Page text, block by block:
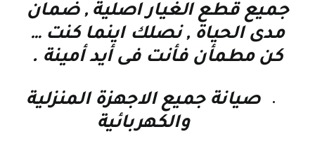
جميع قطع الغيار اصلية , ضمان
مدى الحياة , نصلك اينما كنت …
كن مطمأن فأنت فى أيد أمينة .
صيانة جميع الاجهزة المنزلية
والكهربائية